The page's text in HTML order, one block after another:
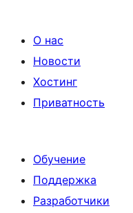
О нас
Новости
Хостинг
Приватность
Обучение
Поддержка
Разработчики